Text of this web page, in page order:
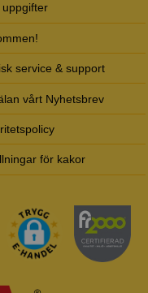
uppgifter
service & support
vårt Nyhetsbrev
för kakor